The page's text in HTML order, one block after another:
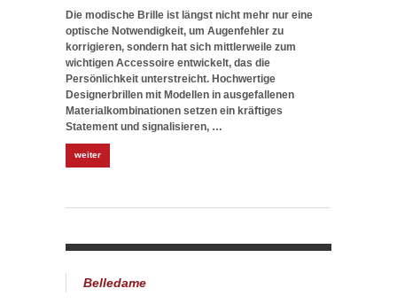
Die modische Brille ist längst nicht mehr nur eine
optische Notwendigkeit, um Augenfehler zu
korrigieren, sondern hat sich mittlerweile zum
wichtigen Accessoire entwickelt, das die
Persönlichkeit unterstreicht. Hochwertige
Designerbrillen mit Modellen in ausgefallenen
Materialkombinationen setzen ein kräftiges
Statement und signalisieren, …
weiter
Belledame